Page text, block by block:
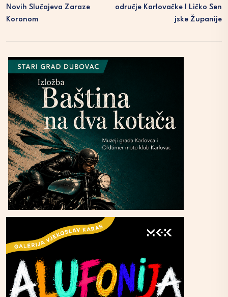
Novih Slučajeva Zaraze
Koronom
Odručje Karlovačke I Ličko Sen
Jske Županije